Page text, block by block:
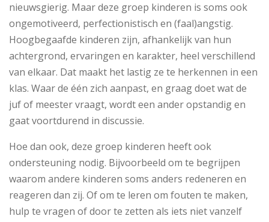
nieuwsgierig. Maar deze groep kinderen is soms ook
ongemotiveerd, perfectionistisch en (faal)angstig.
Hoogbegaafde kinderen zijn, afhankelijk van hun
achtergrond, ervaringen en karakter, heel verschillend
van elkaar. Dat maakt het lastig ze te herkennen in een
klas. Waar de één zich aanpast, en graag doet wat de
juf of meester vraagt, wordt een ander opstandig en
gaat voortdurend in discussie.
Hoe dan ook, deze groep kinderen heeft ook
ondersteuning nodig. Bijvoorbeeld om te begrijpen
waarom andere kinderen soms anders redeneren en
reageren dan zij. Of om te leren om fouten te maken,
hulp te vragen of door te zetten als iets niet vanzelf